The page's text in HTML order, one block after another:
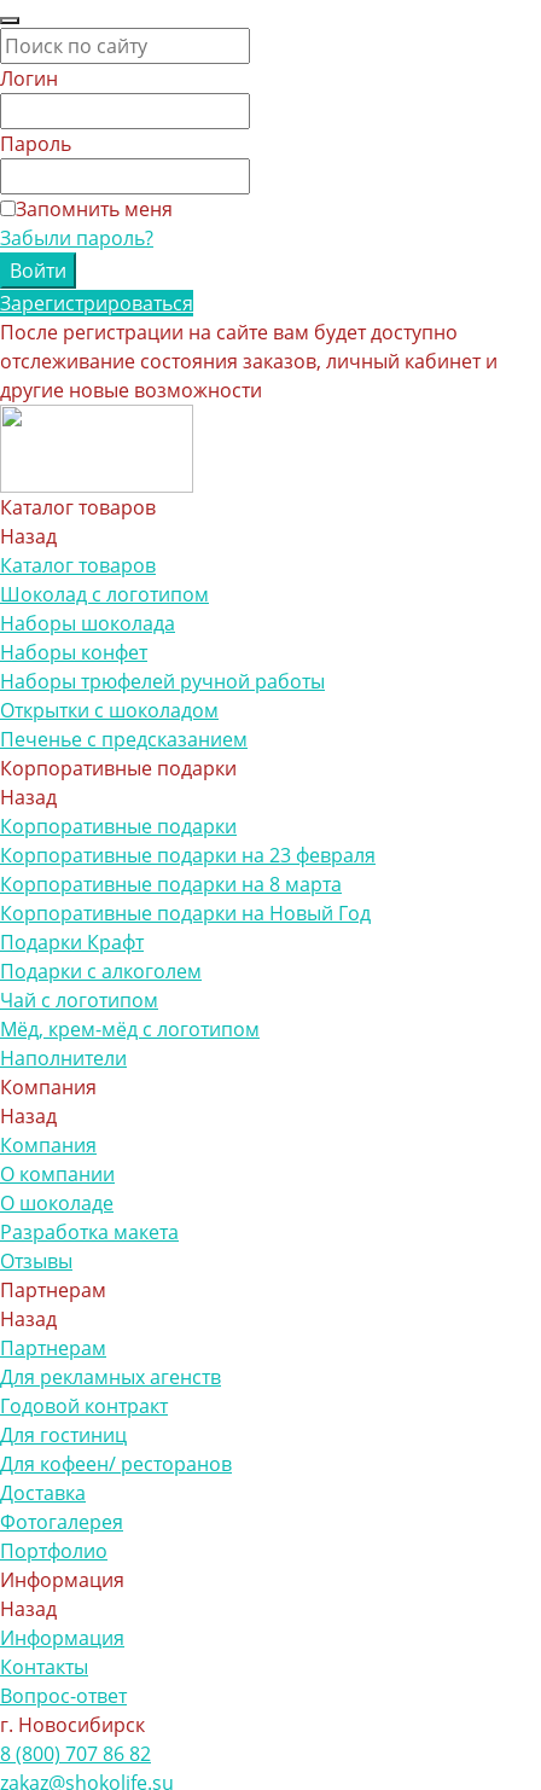
Логин
Пароль
Запомнить меня
Забыли пароль?
Зарегистрироваться
После регистрации на сайте вам будет доступно
отслеживание состояния заказов, личный кабинет и
другие новые возможности
Каталог товаров
Назад
Каталог товаров
Шоколад с логотипом
Наборы шоколада
Наборы конфет
Наборы трюфелей ручной работы
Открытки с шоколадом
Печенье с предсказанием
Корпоративные подарки
Назад
Корпоративные подарки
Корпоративные подарки на 23 февраля
Корпоративные подарки на 8 марта
Корпоративные подарки на Новый Год
Подарки Крафт
Подарки с алкоголем
Чай с логотипом
Мёд, крем-мёд с логотипом
Наполнители
Компания
Назад
Компания
О компании
О шоколаде
Разработка макета
Отзывы
Партнерам
Назад
Партнерам
Для рекламных агенств
Годовой контракт
Для гостиниц
Для кофеен/ ресторанов
Доставка
Фотогалерея
Портфолио
Информация
Назад
Информация
Контакты
Вопрос-ответ
г. Новосибирск
8 (800) 707 86 82
zakaz@shokolife.su